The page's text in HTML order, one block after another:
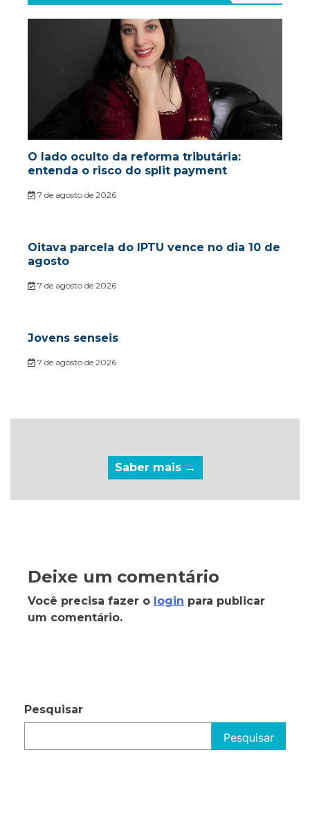
O lado oculto da reforma tributária:
entenda o risco do split payment
7 de agosto de 2026
Oitava parcela do IPTU vence no dia 10 de
agosto
7 de agosto de 2026
Jovens senseis
7 de agosto de 2026
Saber mais →
Deixe um comentário
Você precisa fazer o login para publicar
um comentário.
Pesquisar
Pesquisar